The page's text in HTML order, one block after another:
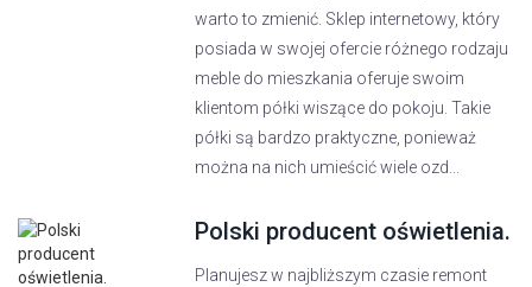
warto to zmienić. Sklep internetowy, który
posiada w swojej ofercie różnego rodzaju
meble do mieszkania oferuje swoim
klientom półki wiszące do pokoju. Takie
półki są bardzo praktyczne, ponieważ
można na nich umieścić wiele ozd...
Polski producent oświetlenia.
Planujesz w najbliższym czasie remont